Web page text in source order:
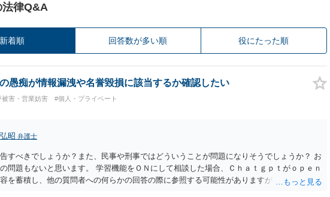
法律Q&A
新着順 回答数が多い順 役にたった順
愚痴が情報漏洩や名誉毀損に該当するか確認したい
被害・営業妨害 #個人・プライベート
昭 弁護士
すべきでしょうか？また、民事や刑事ではどういうことが問題になりそうでしょうか？ お
問題もないと思います。 学習機能をＯＮにして相談した場合、Ｃｈａｔｇｐｔがｏｐｅｎ
を蓄積し、他の質問者への何らかの回答の際に参照する可能性がありますが、個人名や会